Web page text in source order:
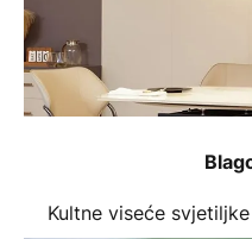
Kultne viseće